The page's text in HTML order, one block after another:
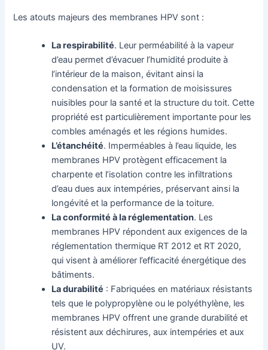
Les atouts majeurs des membranes HPV sont :
La respirabilité. Leur perméabilité à la vapeur
d’eau permet d’évacuer l’humidité produite à
l’intérieur de la maison, évitant ainsi la
condensation et la formation de moisissures
nuisibles pour la santé et la structure du toit. Cette
propriété est particulièrement importante pour les
combles aménagés et les régions humides.
L’étanchéité. Imperméables à l’eau liquide, les
membranes HPV protègent efficacement la
charpente et l’isolation contre les infiltrations
d’eau dues aux intempéries, préservant ainsi la
longévité et la performance de la toiture.
La conformité à la réglementation. Les
membranes HPV répondent aux exigences de la
réglementation thermique RT 2012 et RT 2020,
qui visent à améliorer l’efficacité énergétique des
bâtiments.
La durabilité : Fabriquées en matériaux résistants
tels que le polypropylène ou le polyéthylène, les
membranes HPV offrent une grande durabilité et
résistent aux déchirures, aux intempéries et aux
UV.